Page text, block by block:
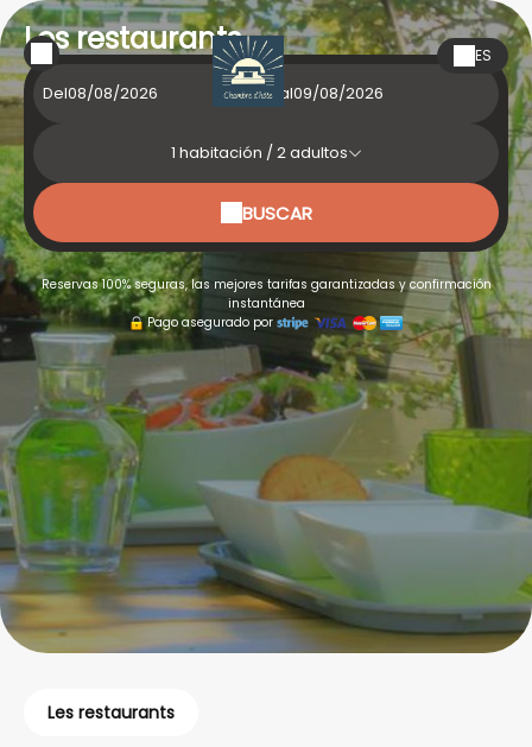
ES
Les restaurants
Del al
1 habitación /2adultos
BUSCAR
Reservas 100% seguras, las mejores tarifas garantizadas y confirmación
instantánea
Pago asegurado por
Les restaurants